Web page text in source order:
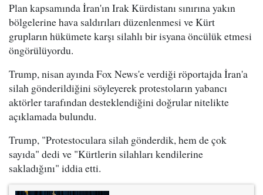
Plan kapsamında İran'ın Irak Kürdistanı sınırına yakın
bölgelerine hava saldırıları düzenlenmesi ve Kürt
grupların hükümete karşı silahlı bir isyana öncülük etmesi
öngörülüyordu.
Trump, nisan ayında Fox News'e verdiği röportajda İran'a
silah gönderildiğini söyleyerek protestoların yabancı
aktörler tarafından desteklendiğini doğrular nitelikte
açıklamada bulundu.
Trump, "Protestoculara silah gönderdik, hem de çok
sayıda" dedi ve "Kürtlerin silahları kendilerine
sakladığını" iddia etti.